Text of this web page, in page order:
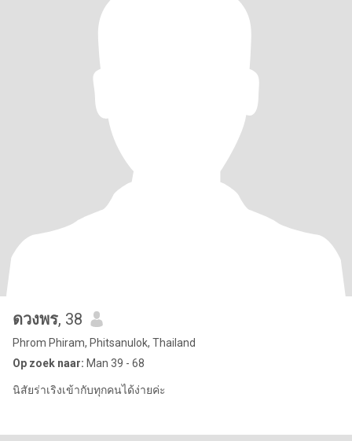
ดวงพร, 38
Phrom Phiram, Phitsanulok, Thailand
Op zoek naar: Man 39 - 68
นิสัยร่าเริงเข้ากับทุกคนได้ง่ายค่ะ